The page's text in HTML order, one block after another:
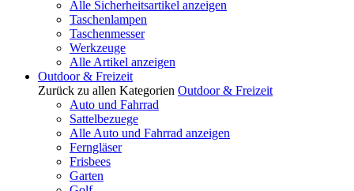
Alle Sicherheitsartikel anzeigen
Taschenlampen
Taschenmesser
Werkzeuge
Alle Artikel anzeigen
Outdoor & Freizeit
Zurück zu allen Kategorien Outdoor & Freizeit
Auto und Fahrrad
Sattelbezuege
Alle Auto und Fahrrad anzeigen
Ferngläser
Frisbees
Garten